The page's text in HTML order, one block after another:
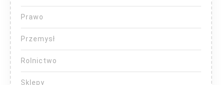
Prawo
Przemysł
Rolnictwo
Sklepy